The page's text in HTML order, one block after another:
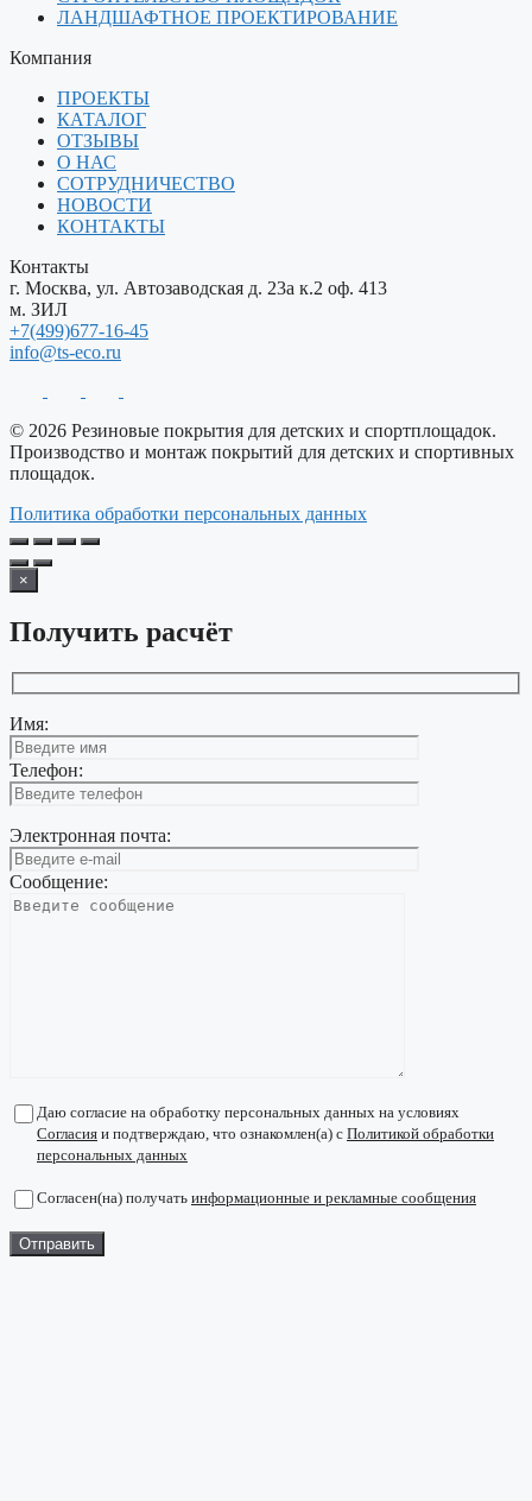
ЛАНДШАФТНОЕ ПРОЕКТИРОВАНИЕ
Компания
ПРОЕКТЫ
КАТАЛОГ
ОТЗЫВЫ
О НАС
СОТРУДНИЧЕСТВО
НОВОСТИ
КОНТАКТЫ
Контакты
г. Москва, ул. Автозаводская д. 23а к.2 оф. 413
м. ЗИЛ
+7(499)677-16-45
info@ts-eco.ru
© 2026 Резиновые покрытия для детских и спортплощадок.
Производство и монтаж покрытий для детских и спортивных
площадок.
Политика обработки персональных данных
×
Получить расчёт
Имя:
Телефон:
Электронная почта:
Сообщение:
Даю согласие на обработку персональных данных на условиях
Согласия и подтверждаю, что ознакомлен(а) с Политикой обработки
персональных данных
Согласен(на) получать информационные и рекламные сообщения